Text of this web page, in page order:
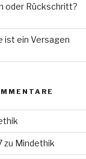
oder Rückschritt?
ist ein Versagen
zu Mindethik